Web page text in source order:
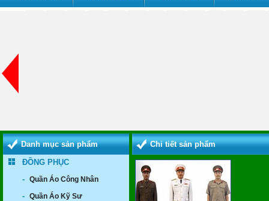
Danh mục sản phẩm
ĐỒNG PHỤC
- Quần Áo Công Nhân
- Quần Áo Kỹ Sư
Chi tiết sản phẩm